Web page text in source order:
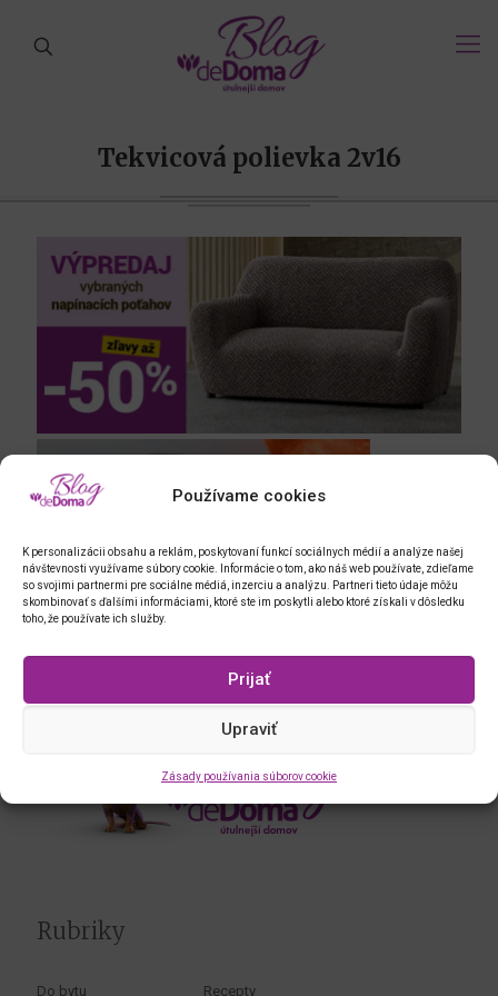
Používame cookies
K personalizácii obsahu a reklám, poskytovaní funkcí sociálnych médií a analýze našej
návštevnosti využívame súbory cookie. Informácie o tom, ako náš web používate, zdieľame
so svojimi partnermi pre sociálne médiá, inzerciu a analýzu. Partneri tieto údaje môžu
skombinovať s ďalšími informáciami, ktoré ste im poskytli alebo ktoré získali v dôsledku
toho, že používate ich služby.
Prijať
Upraviť
Zásady používania súborov cookie
Tekvicová polievka 2v16
Rubriky
Do bytu Recepty